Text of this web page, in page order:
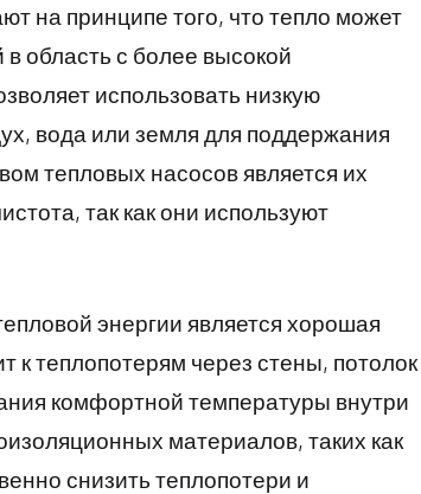
на принципе того, что тепло может
область с более высокой
использовать низкую
вода или земля для поддержания
тепловых насосов является их
так как они используют
энергии является хорошая
к теплопотерям через стены, потолок
комфортной температуры внутри
материалов, таких как
снизить теплопотери и